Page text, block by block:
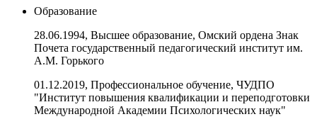
Образование
28.06.1994, Высшее образование, Омский ордена Знак
Почета государственный педагогический институт им.
А.М. Горького
01.12.2019, Профессиональное обучение, ЧУДПО
"Институт повышения квалификации и переподготовки
Международной Академии Психологических наук"